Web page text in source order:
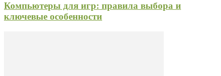
Компьютеры для игр: правила выбора и
ключевые особенности